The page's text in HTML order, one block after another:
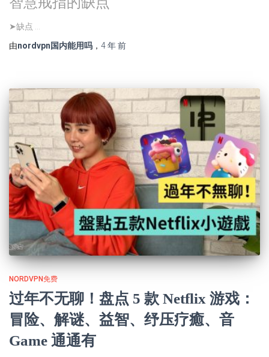
➤缺点 …
由nordvpn国内能用吗 ， 4 年前
NORDVPN免费
过年不无聊！盘点 5 款 Netflix 游戏：
冒险、解谜、益智、纾压疗癒、音
Game 通通有